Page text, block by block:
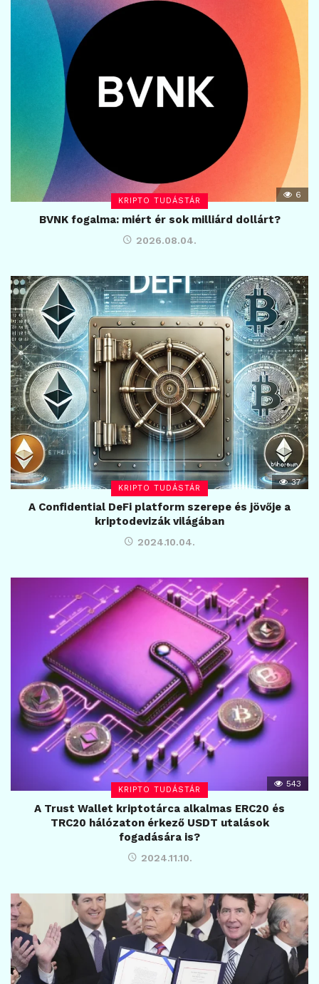
KRIPTO TUDÁSTÁR
6
BVNK fogalma: miért ér sok milliárd dollárt?
2026.08.04.
KRIPTO TUDÁSTÁR
37
A Confidential DeFi platform szerepe és jövője a
kriptodevizák világában
2024.10.04.
KRIPTO TUDÁSTÁR
543
A Trust Wallet kriptotárca alkalmas ERC20 és
TRC20 hálózaton érkező USDT utalások
fogadására is?
2024.11.10.